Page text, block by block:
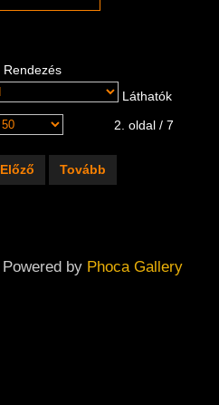
Rendezés
Láthatók
2. oldal / 7
Előző Tovább
Powered by Phoca Gallery